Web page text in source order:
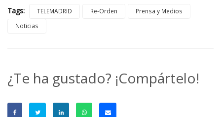
Tags: TELEMADRID Re-Orden
Prensa y Medios
Noticias
¿Te ha gustado? ¡Compártelo!